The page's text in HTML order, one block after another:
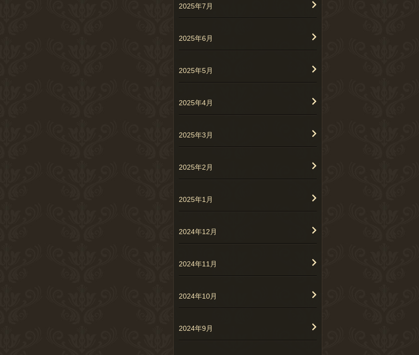
2025年7月
2025年6月
2025年5月
2025年4月
2025年3月
2025年2月
2025年1月
2024年12月
2024年11月
2024年10月
2024年9月